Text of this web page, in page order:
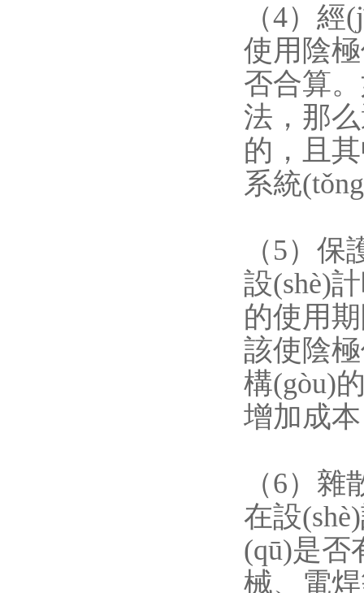
（4）
使用陰
否合算
法，那
的，且其
系統
（5）保
設(shè)
的使用
該使陰
構(gòu)
增加成本
（6）
在設
(qū)是否
械